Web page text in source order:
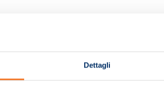
Dettagli